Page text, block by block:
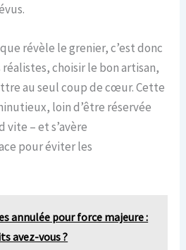
révèle le grenier, c’est donc
choisir le bon artisan,
au seul coup de cœur. Cette
loin d’être réservée
vite – et s’avère
pour éviter les
annulée pour force majeure :
avez-vous ?